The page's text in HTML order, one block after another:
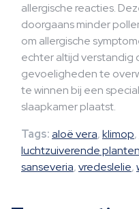
allergische reacties.
doorgaans minder
om allergische
echter altijd verstandig
gevoeligheden te
te winnen bij een
slaapkamer plaatst.
Tags:aloë vera,klimop,
luchtzuiverende planten
sanseveria,vredeslelie,